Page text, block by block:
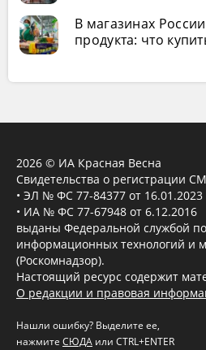
В магазинах
продукта: что
2026 © ИА Красная Весна
Свидетельства о регистрации
• ЭЛ № ФС 77-84377 от 16.01.2023
• ИА № ФС 77-67948 от 6.12.2016
выданы Федеральной службой
информационных технологий и
(Роскомнадзор).
Настоящий ресурс содержит
О редакции и правовая
Нашли ошибку? Выделите ее,
нажмите СЮДА или CTRL+ENTER